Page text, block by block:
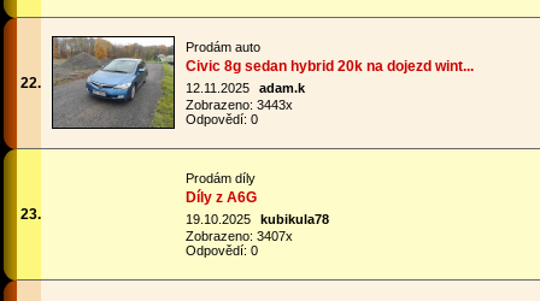
22.
Prodám auto
Civic 8g sedan hybrid 20k na dojezd wint...
12.11.2025
adam.k
Zobrazeno: 3443x
Odpovědí: 0
23.
Prodám díly
Díly z A6G
19.10.2025
kubikula78
Zobrazeno: 3407x
Odpovědí: 0